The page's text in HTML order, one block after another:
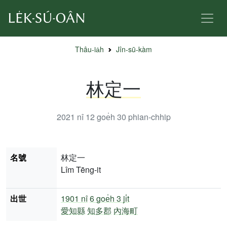
Thâu-ia̍h Jîn-sū-kàm
林定一
2021 nî 12 goe̍h 30 phian-chhip
名號
林定一
Lîm Tēng-it
出世 1901 nî6 goe̍h 3 ji̍t
愛知縣知多郡 內海町